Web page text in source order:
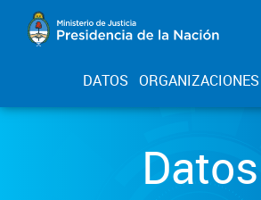
DATOS ORGANIZACIONES
Datos